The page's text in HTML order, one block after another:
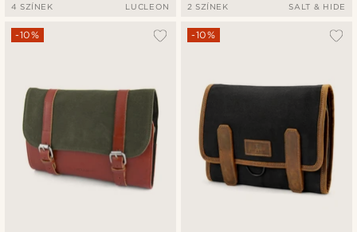
4 SZÍNEK LUCLEON 2 SZÍNEK SALT & HIDE
-10% -10%